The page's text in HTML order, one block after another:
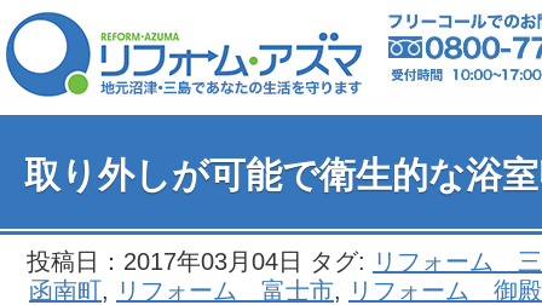
取り外しが可能で衛生的な浴
投稿日：2017年03月04日 タグ: リフォーム
函南町, リフォーム 富士市, リフォーム 御